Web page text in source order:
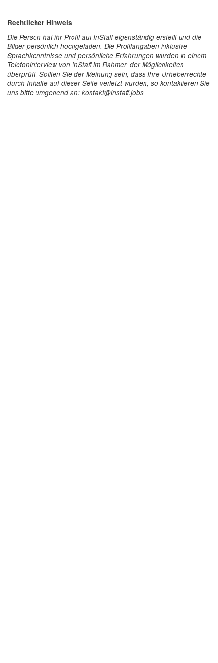
Rechtlicher Hinweis
Die Person hat ihr Profil auf InStaff eigenständig erstellt und die
Bilder persönlich hochgeladen. Die Profilangaben inklusive
Sprachkenntnisse und persönliche Erfahrungen wurden in einem
Telefoninterview von InStaff im Rahmen der Möglichkeiten
überprüft. Sollten Sie der Meinung sein, dass Ihre Urheberrechte
durch Inhalte auf dieser Seite verletzt wurden, so kontaktieren Sie
uns bitte umgehend an: kontakt@instaff.jobs